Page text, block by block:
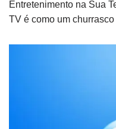
Entretenimento na Sua
TV é como um